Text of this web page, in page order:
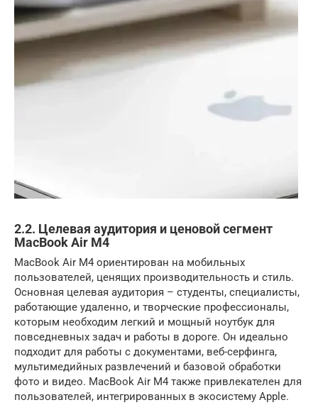
2.2. Целевая аудитория и ценовой сегмент
MacBook Air M4
MacBook Air M4 ориентирован на мобильных
пользователей, ценящих производительность и стиль.
Основная целевая аудитория – студенты, специалисты,
работающие удаленно, и творческие профессионалы,
которым необходим легкий и мощный ноутбук для
повседневных задач и работы в дороге. Он идеально
подходит для работы с документами, веб-серфинга,
мультимедийных развлечений и базовой обработки
фото и видео. MacBook Air M4 также привлекателен для
пользователей, интегрированных в экосистему Apple.